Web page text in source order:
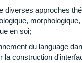
approches
en soi;
du language
la construction